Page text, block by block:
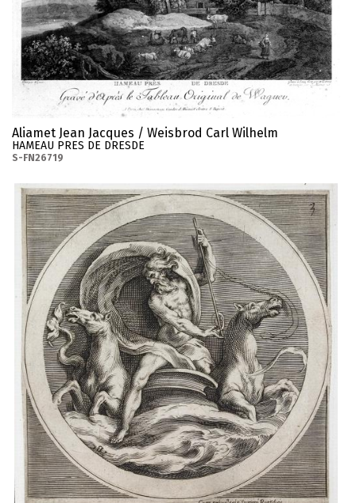
Aliamet Jean Jacques / Weisbrod Carl Wilhelm
HAMEAU PRES DE DRESDE
S-FN26719